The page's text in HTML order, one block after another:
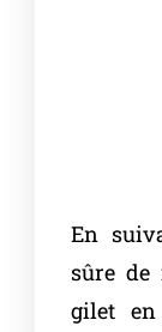
En
sûre de
gilet en